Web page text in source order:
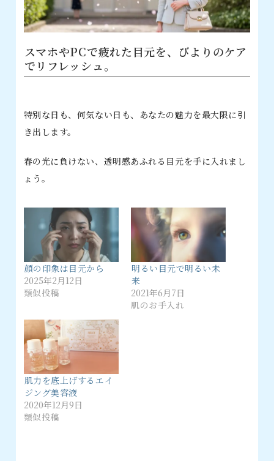
スマホやPCで疲れた目元を、びよりのケア
でリフレッシュ。
特別な日も、何気ない日も、あなたの魅力を最大限に引
き出します。
春の光に負けない、透明感あふれる目元を手に入れまし
ょう。
顔の印象は目元から
2025年2月12日
類似投稿
明るい目元で明るい未
来
2021年6月7日
肌のお手入れ
肌力を底上げするエイ
ジング美容液
2020年12月9日
類似投稿